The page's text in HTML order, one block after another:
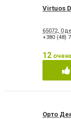
Художественная
Шинирование
Эстетическая
Virtuos
65072,
+380 (48)
12
Орто